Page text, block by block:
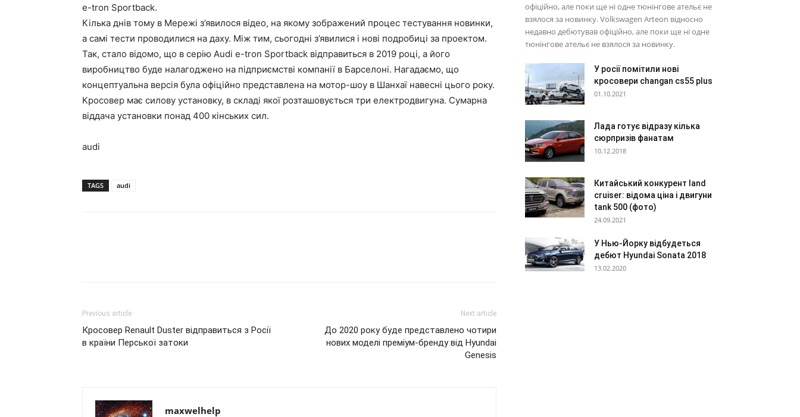
e-tron Sportback.
Кілька днів тому в Мережі з’явилося відео, на якому зображений процес тестування новинки,
а самі тести проводилися на даху. Між тим, сьогодні з’явилися і нові подробиці за проектом.
Так, стало відомо, що в серію Audi e-tron Sportback відправиться в 2019 році, а його
виробництво буде налагоджено на підприємстві компанії в Барселоні. Нагадаємо, що
концептуальна версія була офіційно представлена на мотор-шоу в Шанхаї навесні цього року.
Кросовер має силову установку, в складі якої розташовується три електродвигуна. Сумарна
віддача установки понад 400 кінських сил.
audi
TAGS audi
Previous article
Кросовер Renault Duster відправиться з Росії
в країни Перської затоки
Next article
До 2020 року буде представлено чотири
нових моделі преміум-бренду від Hyundai
Genesis
maxwelhelp
офіційно, але поки ще ні одне тюнінгове ательє не
взялося за новинку. Volkswagen Аrteon відносно
недавно дебютував офіційно, але поки ще ні одне
тюнінгове ательє не взялося за новинку.
У росії помітили нові
кросовери changan cs55 plus
01.10.2021
Лада готує відразу кілька
сюрпризів фанатам
10.12.2018
Китайський конкурент land
cruiser: відома ціна і двигуни
tank 500 (фото)
24.09.2021
У Нью-Йорку відбудеться
дебют Hyundai Sonata 2018
13.02.2020